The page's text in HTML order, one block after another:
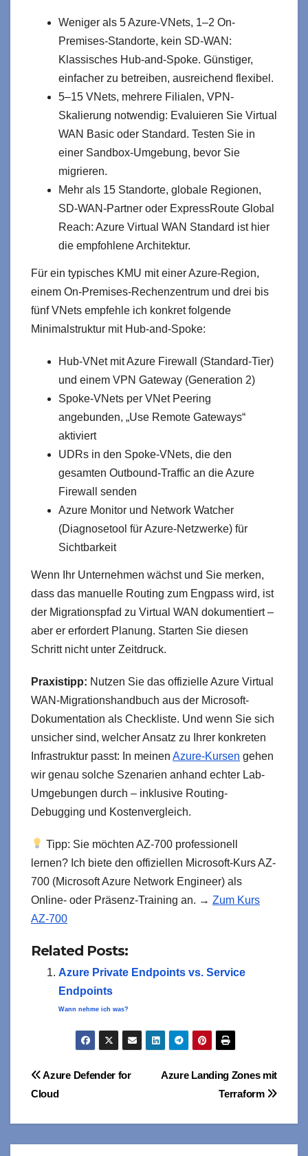
Weniger als 5 Azure-VNets, 1–2 On-
Premises-Standorte, kein SD-WAN:
Klassisches Hub-and-Spoke. Günstiger,
einfacher zu betreiben, ausreichend flexibel.
5–15 VNets, mehrere Filialen, VPN-
Skalierung notwendig: Evaluieren Sie Virtual
WAN Basic oder Standard. Testen Sie in
einer Sandbox-Umgebung, bevor Sie
migrieren.
Mehr als 15 Standorte, globale Regionen,
SD-WAN-Partner oder ExpressRoute Global
Reach: Azure Virtual WAN Standard ist hier
die empfohlene Architektur.
Für ein typisches KMU mit einer Azure-Region,
einem On-Premises-Rechenzentrum und drei bis
fünf VNets empfehle ich konkret folgende
Minimalstruktur mit Hub-and-Spoke:
Hub-VNet mit Azure Firewall (Standard-Tier)
und einem VPN Gateway (Generation 2)
Spoke-VNets per VNet Peering
angebunden, „Use Remote Gateways“
aktiviert
UDRs in den Spoke-VNets, die den
gesamten Outbound-Traffic an die Azure
Firewall senden
Azure Monitor und Network Watcher
(Diagnosetool für Azure-Netzwerke) für
Sichtbarkeit
Wenn Ihr Unternehmen wächst und Sie merken,
dass das manuelle Routing zum Engpass wird, ist
der Migrationspfad zu Virtual WAN dokumentiert –
aber er erfordert Planung. Starten Sie diesen
Schritt nicht unter Zeitdruck.
Praxistipp: Nutzen Sie das offizielle Azure Virtual
WAN-Migrationshandbuch aus der Microsoft-
Dokumentation als Checkliste. Und wenn Sie sich
unsicher sind, welcher Ansatz zu Ihrer konkreten
Infrastruktur passt: In meinen Azure-Kursen gehen
wir genau solche Szenarien anhand echter Lab-
Umgebungen durch – inklusive Routing-
Debugging und Kostenvergleich.
Tipp: Sie möchten AZ-700 professionell
lernen? Ich biete den offiziellen Microsoft-Kurs AZ-
700 (Microsoft Azure Network Engineer) als
Online- oder Präsenz-Training an. → Zum Kurs
AZ-700
Related Posts:
Azure Private Endpoints vs. Service
Endpoints
Wann nehme ich was?
Beitragsnavigation
Azure Landing Zones mit
Terraform
Azure Defender for
Cloud